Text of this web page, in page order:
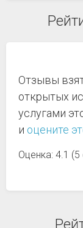
Отзывы
открытых
услугами
и оцените
Оценка: 4.1